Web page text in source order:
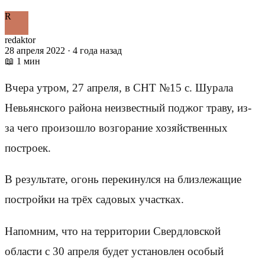
R
redaktor
28 апреля 2022 · 4 года назад
📖 1 мин
Вчера утром, 27 апреля, в СНТ №15 с. Шурала
Невьянского района неизвестный поджог траву, из-
за чего произошло возгорание хозяйственных
построек.
В результате, огонь перекинулся на близлежащие
постройки на трёх садовых участках.
Напомним, что на территории Свердловской
области с 30 апреля будет установлен особый